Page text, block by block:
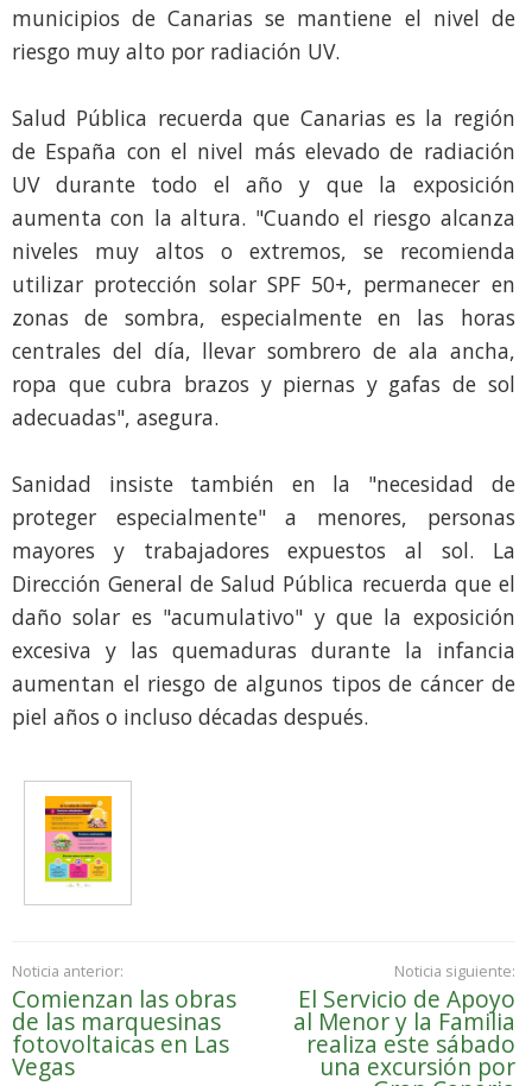
municipios de Canarias se mantiene el nivel de
riesgo muy alto por radiación UV.
Salud Pública recuerda que Canarias es la región
de España con el nivel más elevado de radiación
UV durante todo el año y que la exposición
aumenta con la altura. "Cuando el riesgo alcanza
niveles muy altos o extremos, se recomienda
utilizar protección solar SPF 50+, permanecer en
zonas de sombra, especialmente en las horas
centrales del día, llevar sombrero de ala ancha,
ropa que cubra brazos y piernas y gafas de sol
adecuadas", asegura.
Sanidad insiste también en la "necesidad de
proteger especialmente" a menores, personas
mayores y trabajadores expuestos al sol. La
Dirección General de Salud Pública recuerda que el
daño solar es "acumulativo" y que la exposición
excesiva y las quemaduras durante la infancia
aumentan el riesgo de algunos tipos de cáncer de
piel años o incluso décadas después.
Noticia anterior:
Comienzan las obras
de las marquesinas
fotovoltaicas en Las
Vegas
Noticia siguiente:
El Servicio de Apoyo
al Menor y la Familia
realiza este sábado
una excursión por